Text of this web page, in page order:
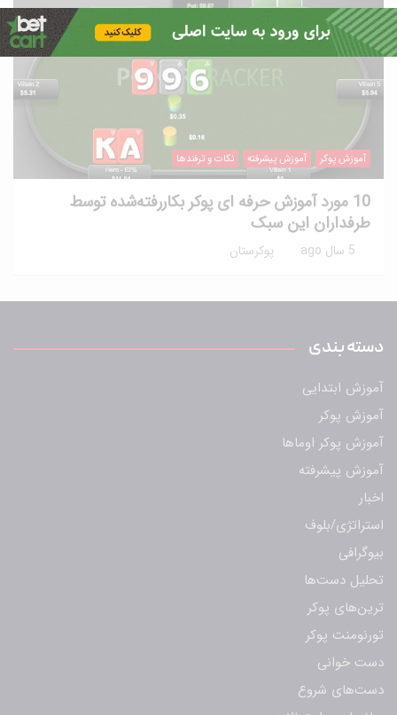
آموزش پوکر آموزش پیشرفته نکات و ترفندها
10 مورد آموزش حرفه ای پوکر بکاررفته‌شده توسط
طرفداران این سبک
5 سال ago پوکرستان
دسته بندی
آموزش ابتدایی
آموزش پوکر
آموزش پوکر اوماها
آموزش پیشرفته
اخبار
استراتژی/بلوف
بیوگرافی
تحلیل دست‌ها
ترین‌های پوکر
تورنومنت پوکر
دست خوانی
دست‌های شروع